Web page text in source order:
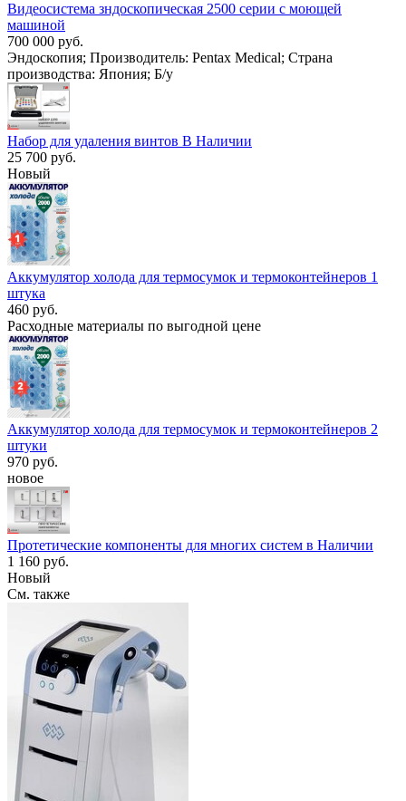
Видеосистема зндоскопическая 2500 серии с моющей
машиной
700 000 руб.
Эндоскопия; Производитель: Pentax Medical; Страна
производства: Япония; Б/у
Набор для удаления винтов В Наличии
25 700 руб.
Новый
Аккумулятор холода для термосумок и термоконтейнеров 1
штука
460 руб.
Расходные материалы по выгодной цене
Аккумулятор холода для термосумок и термоконтейнеров 2
штуки
970 руб.
новое
Протетические компоненты для многих систем в Наличии
1 160 руб.
Новый
См. также